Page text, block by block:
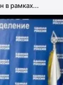
в рамках...